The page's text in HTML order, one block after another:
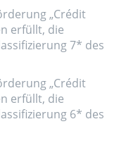
„Crédit
erfüllt, die
7* des
„Crédit
erfüllt, die
6* des